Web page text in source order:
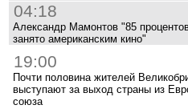
04:18
Александр Мамонтов "85
занято американским кино"
19:00
Почти половина жителей
выступают за выход страны из
союза